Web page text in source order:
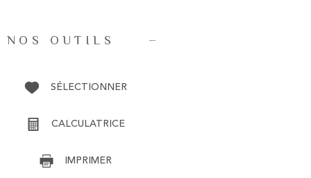
NOS OUTILS
SÉLECTIONNER
CALCULATRICE
IMPRIMER